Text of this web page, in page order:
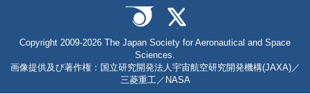
Copyright 2009-2026 The Japan Society for Aeronautical and Space
Sciences.
画像提供及び著作権：国立研究開発法人宇宙航空研究開発機構(JAXA)／
三菱重工／NASA